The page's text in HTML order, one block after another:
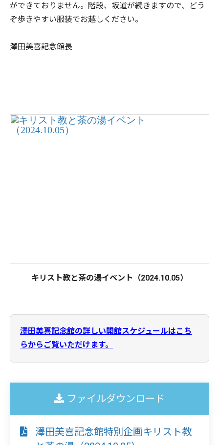
ができておりません。階段、坂道が続きますので、どう
ぞ歩きやすい服装でお越しください。
澤田美喜記念館長
キリスト教と茶の湯イベント（2024.10.05）
澤田美喜記念館の詳しい開館スケジュールはこち
らからご覧いただけます。
ファイルダウンロード
澤田美喜記念館特別企画キリスト教